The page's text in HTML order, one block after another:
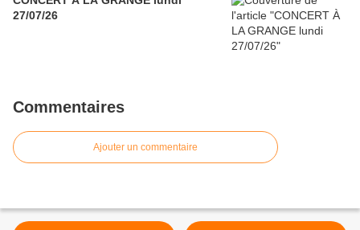
27/07/26
Commentaires
Ajouter un commentaire